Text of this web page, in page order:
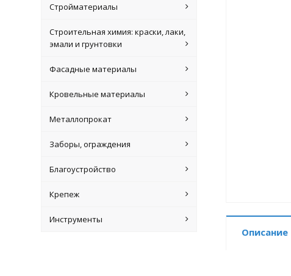
Стройматериалы
Строительная химия: краски, лаки,
эмали и грунтовки
Фасадные материалы
Кровельные материалы
Металлопрокат
Заборы, ограждения
Благоустройство
Крепеж
Инструменты
Описание